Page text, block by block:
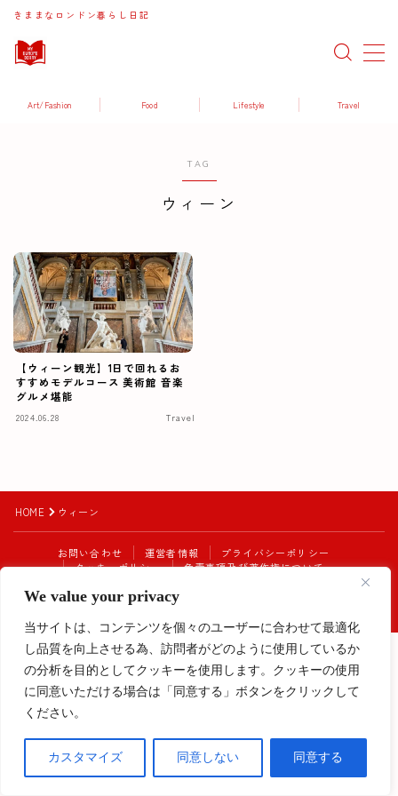
We value your privacy
当サイトは、コンテンツを個々のユーザーに合わせて最適化
し品質を向上させる為、訪問者がどのように使用しているか
の分析を目的としてクッキーを使用します。クッキーの使用
に同意いただける場合は「同意する」ボタンをクリックして
ください。
カスタマイズ 同意しない 同意する
きままなロンドン暮らし日記
MENU
Travel
Follow Me
Art/Fashion Food Lifestyle Travel
TAG
ウィーン
【ウィーン観光】1日で回れるお
すすめモデルコース 美術館 音楽
グルメ堪能
2024.06.28 Travel
HOME ウィーン
お問い合わせ 運営者情報
プライバシーポリシー
クッキーポリシー
免責事項及び著作権について